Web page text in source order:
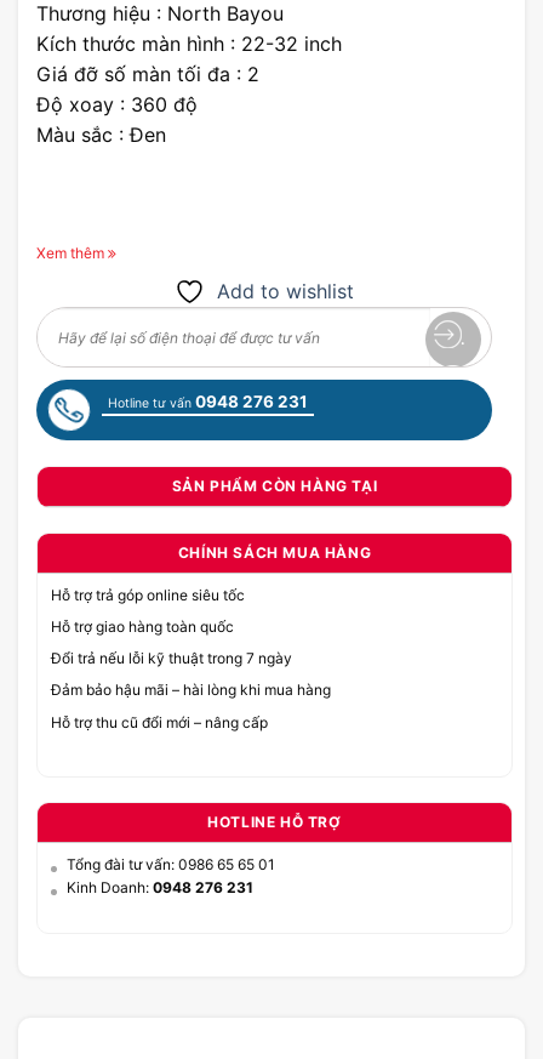
Thương hiệu : North Bayou
Kích thước màn hình : 22-32 inch
Giá đỡ số màn tối đa : 2
Độ xoay : 360 độ
Màu sắc : Đen
Xem thêm
Add to wishlist
Hotline tư vấn 0948 276 231
SẢN PHẨM CÒN HÀNG TẠI
CHÍNH SÁCH MUA HÀNG
Hỗ trợ trả góp online siêu tốc
Hỗ trợ giao hàng toàn quốc
Đổi trả nếu lỗi kỹ thuật trong 7 ngày
Đảm bảo hậu mãi – hài lòng khi mua hàng
Hỗ trợ thu cũ đổi mới – nâng cấp
HOTLINE HỖ TRỢ
Tổng đài tư vấn: 0986 65 65 01
Kinh Doanh: 0948 276 231